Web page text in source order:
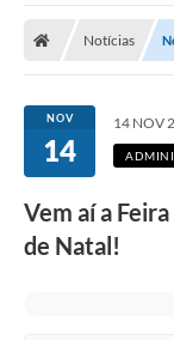
Notícias
NOV
14
14 NOV
Vem aí a
de Natal!